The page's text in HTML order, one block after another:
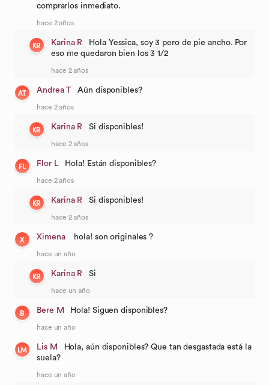
comprarlos inmediato.
hace 2 años
KR Karina R
Hola Yessica, soy 3 pero de pie ancho. Por
eso me quedaron bien los 3 1/2
hace 2 años
AT Andrea T Aún disponibles?
hace 2 años
KR Karina R Si disponibles!
hace 2 años
FL Flor L Hola! Están disponibles?
hace 2 años
KR Karina R Si disponibles!
hace 2 años
X Ximena hola! son originales ?
hace un año
KR Karina R Si
hace un año
B Bere M Hola! Siguen disponibles?
hace un año
LM Lis M
Hola, aún disponibles? Que tan desgastada está la
suela?
hace un año